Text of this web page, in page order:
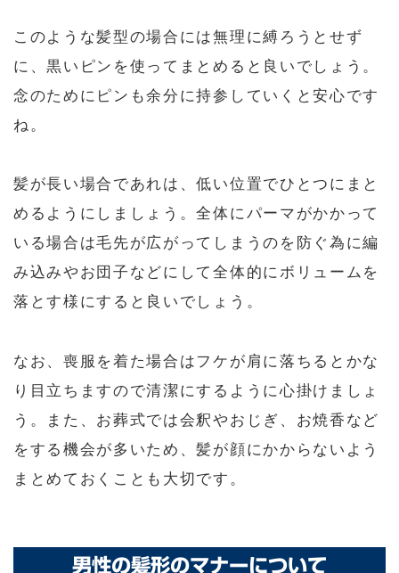
このような髪型の場合には無理に縛ろうとせず
に、黒いピンを使ってまとめると良いでしょう。
念のためにピンも余分に持参していくと安心です
ね。
髪が長い場合であれは、低い位置でひとつにまと
めるようにしましょう。全体にパーマがかかって
いる場合は毛先が広がってしまうのを防ぐ為に編
み込みやお団子などにして全体的にボリュームを
落とす様にすると良いでしょう。
なお、喪服を着た場合はフケが肩に落ちるとかな
り目立ちますので清潔にするように心掛けましょ
う。また、お葬式では会釈やおじぎ、お焼香など
をする機会が多いため、髪が顔にかからないよう
まとめておくことも大切です。
男性の髪形のマナーについて